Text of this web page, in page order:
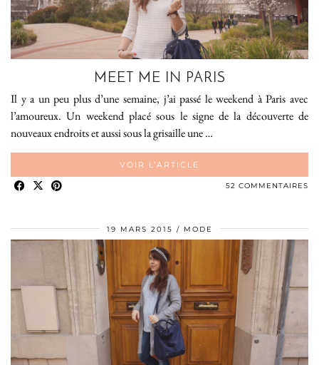
MEET ME IN PARIS
Il y a un peu plus d’une semaine, j’ai passé le weekend à Paris avec
l’amoureux. Un weekend placé sous le signe de la découverte de
nouveaux endroits et aussi sous la grisaille une …
VOIR L’ARTICLE
52 COMMENTAIRES
19 MARS 2015 MODE